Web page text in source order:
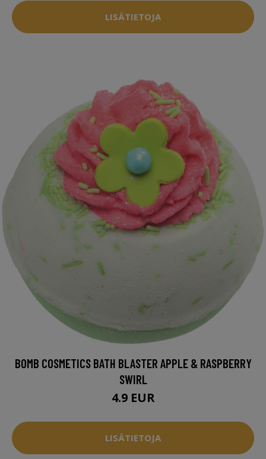
LISÄTIETOJA
BOMB COSMETICS BATH BLASTER APPLE & RASPBERRY
SWIRL
4.9 EUR
LISÄTIETOJA